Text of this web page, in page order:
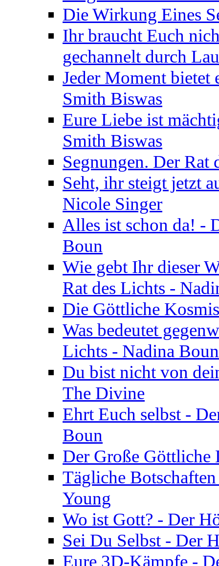
Die Wirkung Eines
Ihr braucht Euch
gechannelt durch
Jeder Moment bietet
Smith Biswas
Eure Liebe ist
Smith Biswas
Segnungen. Der
Seht, ihr steigt jetzt
Nicole Singer
Alles ist schon da! -
Boun
Wie gebt Ihr dieser
Rat des Lichts -
Die Göttliche
Was bedeutet
Lichts - Nadina Boun
Du bist nicht von
The Divine
Ehrt Euch selbst -
Boun
Der Große
Tägliche
Young
Wo ist Gott? - Der
Sei Du Selbst - Der
Eure 3D-Kämpfe -